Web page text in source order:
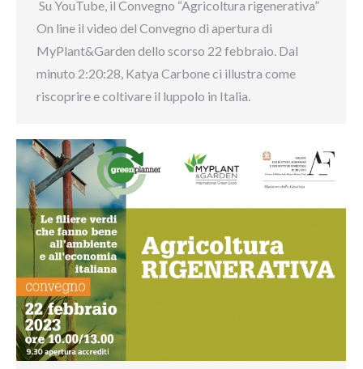
Su YouTube, il Convegno “Agricoltura rigenerativa”
On line il video del Convegno di apertura di
MyPlant&Garden dello scorso 22 febbraio. Dal
minuto 2:20:28, Katya Carbone ci illustra come
riscoprire e coltivare il luppolo in Italia.